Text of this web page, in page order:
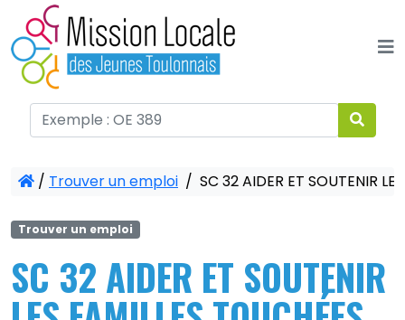
/ Trouver un emploi / SC 32 AIDER ET SOUTENIR
Trouver un emploi
SC 32 AIDER ET SOUTENIR
Panneau de gestion des cookies